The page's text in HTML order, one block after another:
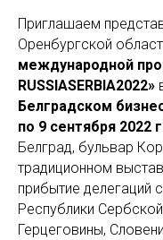
Приглашаем
Оренбургской
международной
RUSSIASERBIA2022»
Белградском
по 9 сентября 2022
Белград, бульвар
традиционном
прибытие делегаций
Республики
Герцеговины,